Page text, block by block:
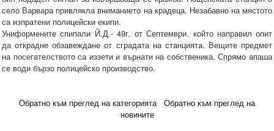
село Варвара привлякла вниманието на крадеца. Незабавно на мястото
са изпратени полицейски екипи.
Униформените спипали Й.Д.- 49г. от Септември, който направил опит
да открадне обзавеждане от сградата на станцията. Вещите предмет
на посегателството са иззети и върнати на собственика. Спрямо апаша
се води бързо полицейско производство.
Обратно към преглед на категорията
Обратно към преглед на
новините